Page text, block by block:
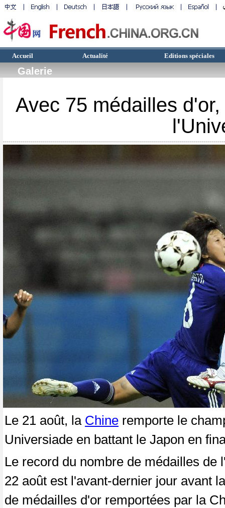
Accueil Actualité Editions spéciales
Galerie
Avec 75 médailles
Le 21 août, la Chine remporte le
Universiade en battant le Japon en
Le record du nombre de médailles
22 août est l'avant-dernier jour avant
de médailles d'or remportées par la